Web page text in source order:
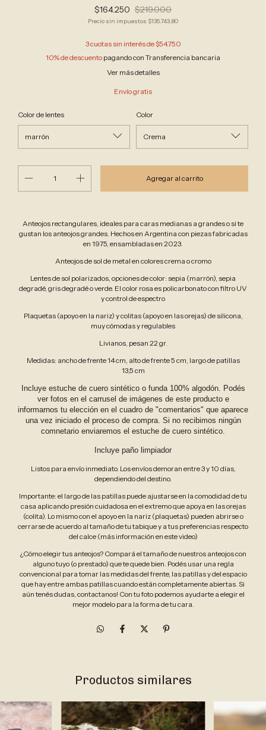
$164.250 $219.000
Precio sin impuestos $135.743,80
3cuotas sin interés de$54.750
10% de descuento pagando con Transferencia bancaria
Ver más detalles
Envío gratis
Color de lentes Color
Anteojos rectangulares, ideales para caras medianas a grandes o si te
gustan los anteojos grandes. Hechos en Argentina con piezas fabricadas
en 1975, ensambladas en 2023.
Anteojos de sol de metal en colores crema o cromo
Lentes de sol polarizados, opciones de color: sepia (marrón), sepia
degradé, gris degradé o verde. El color rosa es policarbonato con filtro UV
y control de espectro
Plaquetas (apoyo en la nariz) y colitas (apoyo en las orejas) de silicona,
muy cómodas y regulables
Livianos, pesan 22 gr.
Medidas: ancho de frente 14 cm, alto de frente 5 cm, largo de patillas
13,5 cm
Incluye estuche de cuero sintético o funda 100% algodón. Podés
ver fotos en el carrusel de imágenes de este producto e
informarnos tu elección en el cuadro de "comentarios" que aparece
una vez iniciado el proceso de compra. Si no recibimos ningún
comnetario enviaremos el estuche de cuero sintético.
Incluye paño limpiador
Listos para envío inmediato. Los envíos demoran entre 3 y 10 días,
dependiendo del destino.
Importante: el largo de las patillas puede ajustarse en la comodidad de tu
casa aplicando presión cuidadosa en el extremo que apoya en las orejas
(colita). Lo mismo con el apoyo en la nariz (plaquetas) pueden abrirse o
cerrarse de acuerdo al tamaño de tu tabique y a tus preferencias respecto
del calce (más información en este video)
¿Cómo elegir tus anteojos? Compará el tamaño de nuestros anteojos con
alguno tuyo (o prestado) que te quede bien. Podés usar una regla
convencional para tomar las medidas del frente, las patillas y del espacio
que hay entre ambas patillas cuando están completamente abiertas. Si
aún tenés dudas, contactanos! Con tu foto podemos ayudarte a elegir el
mejor modelo para la forma de tu cara.
Productos similares